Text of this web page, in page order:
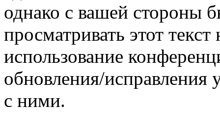
однако с вашей стороны
просматривать этот
использование
обновления/исправления
с ними.